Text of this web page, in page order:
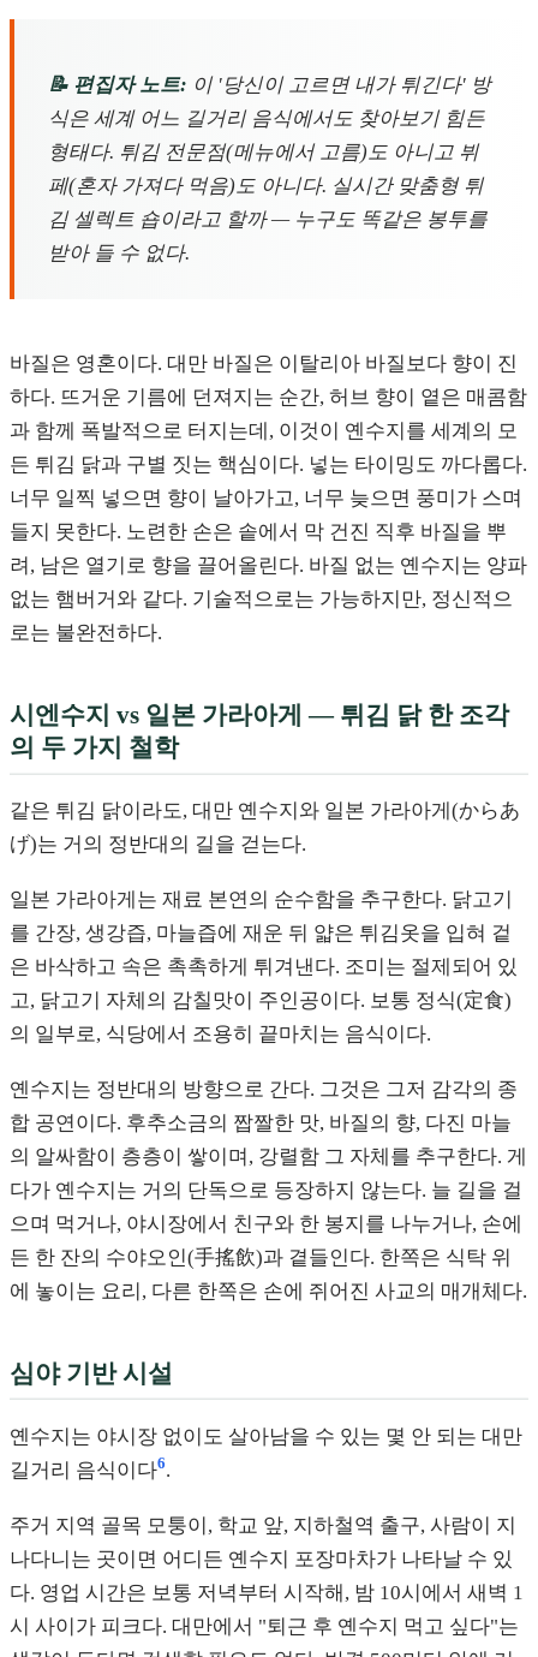
📝 편집자 노트: 이 '당신이 고르면 내가 튀긴다' 방
식은 세계 어느 길거리 음식에서도 찾아보기 힘든
형태다. 튀김 전문점(메뉴에서 고름)도 아니고 뷔
페(혼자 가져다 먹음)도 아니다. 실시간 맞춤형 튀
김 셀렉트 숍이라고 할까 — 누구도 똑같은 봉투를
받아 들 수 없다.
바질은 영혼이다. 대만 바질은 이탈리아 바질보다 향이 진
하다. 뜨거운 기름에 던져지는 순간, 허브 향이 옅은 매콤함
과 함께 폭발적으로 터지는데, 이것이 옌수지를 세계의 모
든 튀김 닭과 구별 짓는 핵심이다. 넣는 타이밍도 까다롭다.
너무 일찍 넣으면 향이 날아가고, 너무 늦으면 풍미가 스며
들지 못한다. 노련한 손은 솥에서 막 건진 직후 바질을 뿌
려, 남은 열기로 향을 끌어올린다. 바질 없는 옌수지는 양파
없는 햄버거와 같다. 기술적으로는 가능하지만, 정신적으
로는 불완전하다.
시엔수지 vs 일본 가라아게 — 튀김 닭 한 조각
의 두 가지 철학
같은 튀김 닭이라도, 대만 옌수지와 일본 가라아게(からあ
げ)는 거의 정반대의 길을 걷는다.
일본 가라아게는 재료 본연의 순수함을 추구한다. 닭고기
를 간장, 생강즙, 마늘즙에 재운 뒤 얇은 튀김옷을 입혀 겉
은 바삭하고 속은 촉촉하게 튀겨낸다. 조미는 절제되어 있
고, 닭고기 자체의 감칠맛이 주인공이다. 보통 정식(定食)
의 일부로, 식당에서 조용히 끝마치는 음식이다.
옌수지는 정반대의 방향으로 간다. 그것은 그저 감각의 종
합 공연이다. 후추소금의 짭짤한 맛, 바질의 향, 다진 마늘
의 알싸함이 층층이 쌓이며, 강렬함 그 자체를 추구한다. 게
다가 옌수지는 거의 단독으로 등장하지 않는다. 늘 길을 걸
으며 먹거나, 야시장에서 친구와 한 봉지를 나누거나, 손에
든 한 잔의 수야오인(手搖飲)과 곁들인다. 한쪽은 식탁 위
에 놓이는 요리, 다른 한쪽은 손에 쥐어진 사교의 매개체다.
심야 기반 시설
옌수지는 야시장 없이도 살아남을 수 있는 몇 안 되는 대만
길거리 음식이다6.
주거 지역 골목 모퉁이, 학교 앞, 지하철역 출구, 사람이 지
나다니는 곳이면 어디든 옌수지 포장마차가 나타날 수 있
다. 영업 시간은 보통 저녁부터 시작해, 밤 10시에서 새벽 1
시 사이가 피크다. 대만에서 "퇴근 후 옌수지 먹고 싶다"는